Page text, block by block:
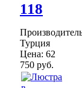
118
Турция
Цена: 62
750 руб.